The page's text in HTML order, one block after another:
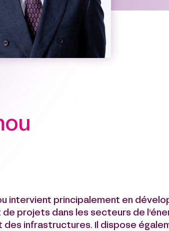
intervient principalement en
de projets dans les secteurs de
des infrastructures. Il dispose